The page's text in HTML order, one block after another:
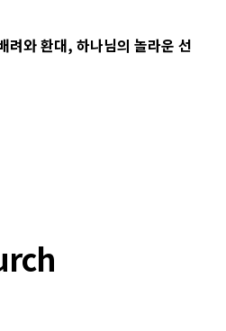
려와 환대, 하나님의 놀라운 선